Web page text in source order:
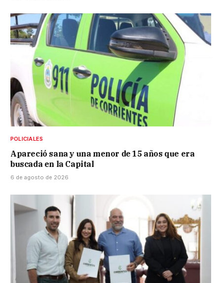
POLICIALES
Apareció sana y una menor de 15 años que era
buscada en la Capital
6 de agosto de 2026